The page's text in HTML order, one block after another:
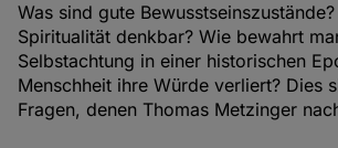
Was sind gute
Spiritualität denkbar? Wie bewahrt
Selbstachtung in einer historischen
Menschheit ihre Würde verliert? Dies
Fragen, denen Thomas Metzinger